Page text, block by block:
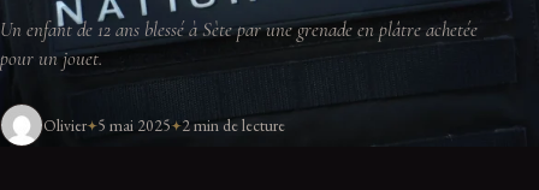
Un enfant de 12 ans blessé à Sète par une grenade en plâtre achetée
pour un jouet.
Olivier 5 mai 2025 2 min de lecture